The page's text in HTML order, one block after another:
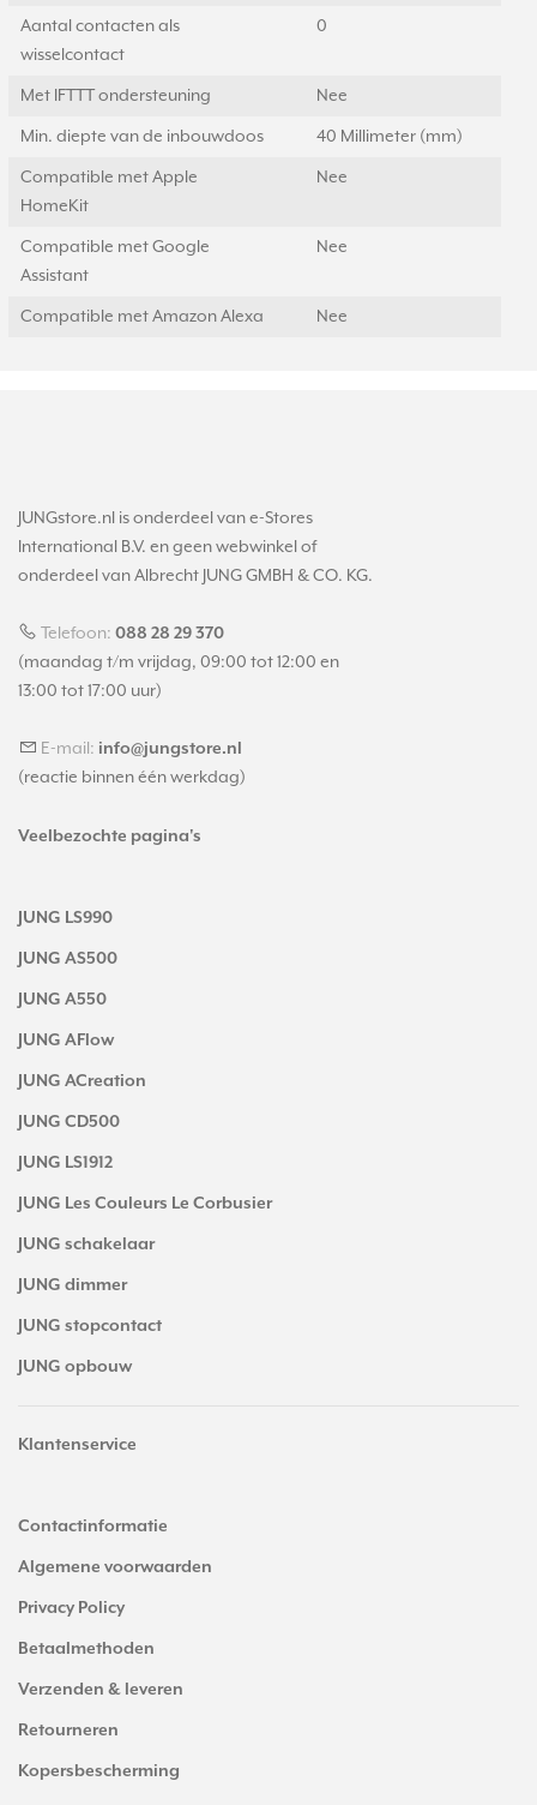
Aantal contacten als
wisselcontact
0
Met IFTTT ondersteuning Nee
Min. diepte van de inbouwdoos 40 Millimeter (mm)
Compatible met Apple
HomeKit
Nee
Compatible met Google
Assistant
Nee
Compatible met Amazon Alexa Nee
JUNGstore.nl is onderdeel van e-Stores
International B.V. en geen webwinkel of
onderdeel van Albrecht JUNG GMBH & CO. KG.
Telefoon: 088 28 29 370
(maandag t/m vrijdag, 09:00 tot 12:00 en
13:00 tot 17:00 uur)
E-mail: info@jungstore.nl
(reactie binnen één werkdag)
Veelbezochte pagina's
JUNG LS990
JUNG AS500
JUNG A550
JUNG AFlow
JUNG ACreation
JUNG CD500
JUNG LS1912
JUNG Les Couleurs Le Corbusier
JUNG schakelaar
JUNG dimmer
JUNG stopcontact
JUNG opbouw
Klantenservice
Contactinformatie
Algemene voorwaarden
Privacy Policy
Betaalmethoden
Verzenden & leveren
Retourneren
Kopersbescherming